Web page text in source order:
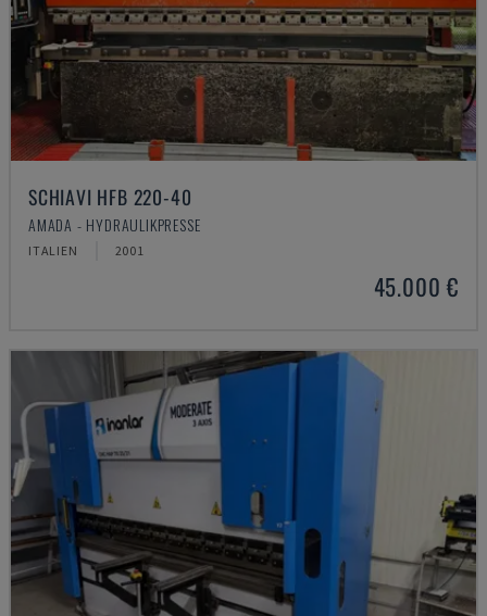
SCHIAVI HFB 220-40
AMADA - HYDRAULIKPRESSE
ITALIEN 2001
45.000 €